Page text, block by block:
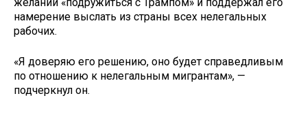
намерение выслать из страны всех нелегальных
рабочих.
«Я доверяю его решению, оно будет справедливым
по отношению к нелегальным мигрантам», —
подчеркнул он.